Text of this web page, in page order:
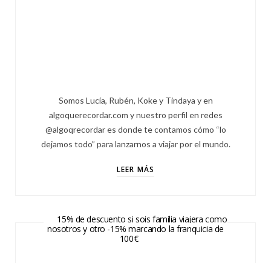
Somos Lucía, Rubén, Koke y Tindaya y en
algoquerecordar.com y nuestro perfil en redes
@algoqrecordar es donde te contamos cómo “lo
dejamos todo” para lanzarnos a viajar por el mundo.
LEER MÁS
15% de descuento si sois familia viajera como
nosotros y otro -15% marcando la franquicia de
100€